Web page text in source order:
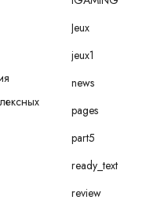
Jeux
jeux1
news
pages
part5
ready_text
review